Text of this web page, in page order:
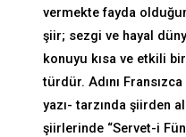
vermekte fayda
şiir; sezgi ve hayal
konuyu kısa ve etkili
türdür. Adını
yazı- tarzında şiirden
şiirlerinde “Servet-i